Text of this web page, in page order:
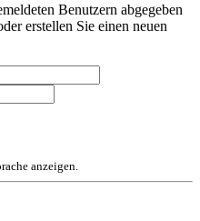
Benutzern abgegeben
erstellen Sie einen neuen
anzeigen.